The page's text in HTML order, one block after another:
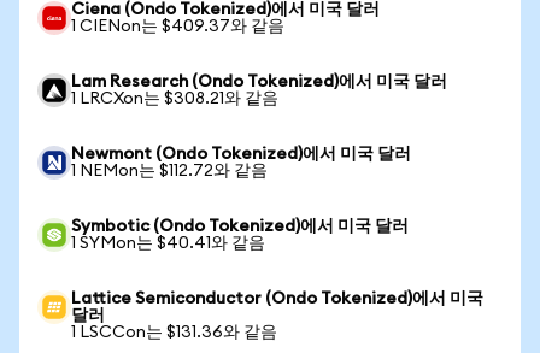
Ciena (Ondo Tokenized)에서 미국 달러
1 CIENon는 $409.37와 같음
Lam Research (Ondo Tokenized)에서 미국 달러
1 LRCXon는 $308.21와 같음
Newmont (Ondo Tokenized)에서 미국 달러
1 NEMon는 $112.72와 같음
Symbotic (Ondo Tokenized)에서 미국 달러
1 SYMon는 $40.41와 같음
Lattice Semiconductor (Ondo Tokenized)에서 미국
달러
1 LSCCon는 $131.36와 같음